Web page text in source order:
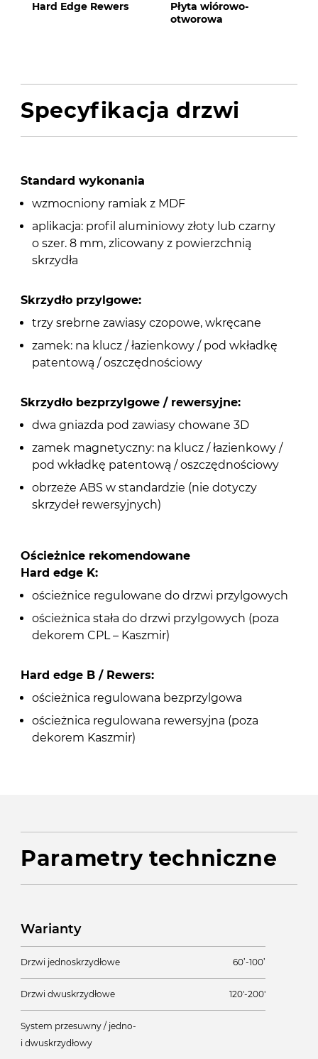
Hard Edge Rewers
Płyta wiórowo-
otworowa
Specyfikacja drzwi
Standard wykonania
wzmocniony ramiak z MDF
aplikacja: profil aluminiowy złoty lub czarny
o szer. 8 mm, zlicowany z powierzchnią
skrzydła
Skrzydło przylgowe:
trzy srebrne zawiasy czopowe, wkręcane
zamek: na klucz / łazienkowy / pod wkładkę
patentową / oszczędnościowy
Skrzydło bezprzylgowe / rewersyjne:
dwa gniazda pod zawiasy chowane 3D
zamek magnetyczny: na klucz / łazienkowy /
pod wkładkę patentową / oszczędnościowy
obrzeże ABS w standardzie (nie dotyczy
skrzydeł rewersyjnych)
Ościeżnice rekomendowane
Hard edge K:
ościeżnice regulowane do drzwi przylgowych
ościeżnica stała do drzwi przylgowych (poza
dekorem CPL – Kaszmir)
Hard edge B / Rewers:
ościeżnica regulowana bezprzylgowa
ościeżnica regulowana rewersyjna (poza
dekorem Kaszmir)
Parametry techniczne
Warianty
Drzwi jednoskrzydłowe 60’-100’
Drzwi dwuskrzydłowe 120'-200'
System przesuwny / jedno-
i dwuskrzydłowy